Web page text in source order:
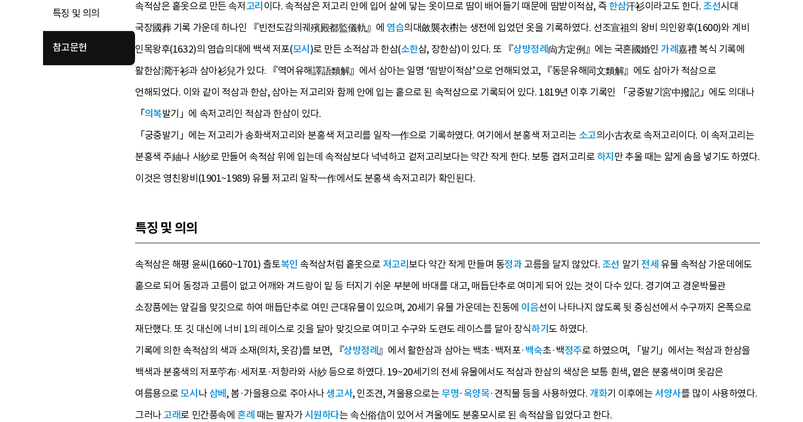
특징 및 의의
참고문헌
속적삼은 홑옷으로 만든 속저고리이다. 속적삼은 저고리 안에 입어 살에 닿는 옷이므로 땀이 배어들기 때문에 땀받이적삼, 즉 한삼汗衫이라고도 한다.조선시대
국장國葬 기록 가운데 하나인 『빈전도감의궤殯殿都監儀軌』에 염습의대斂襲衣襨는 생전에 입었던 옷을 기록하였다. 선조宣祖의 왕비 의인왕후(1600)와 계비
인목왕후(1632)의 염습의대에 백색 저포(모시)로 만든 소적삼과 한삼(소한삼, 장한삼)이 있다. 또 『상방정례尙方定例』에는 국혼國婚인가례嘉禮 복식 기록에
활한삼濶汗衫과 삼아衫兒가 있다. 『역어유해譯語類解』에서 삼아는 일명 ‘땀받이적삼’으로 언해되었고, 『동문유해同文類解』에도 삼아가 적삼으로
언해되었다. 이와 같이 적삼과 한삼, 삼아는 저고리와 함께 안에 입는 홑으로 된 속적삼으로 기록되어 있다. 1819년 이후 기록인 「궁중발기宮中撥記」에도 의대나
「의복발기」에 속저고리인 적삼과 한삼이 있다.
「궁중발기」에는 저고리가 송화색저고리와 분홍색 저고리를 일작一作으로 기록하였다. 여기에서 분홍색 저고리는 소고의小古衣로 속저고리이다. 이 속저고리는
분홍색 주紬나 사紗로 만들어 속적삼 위에 입는데 속적삼보다 넉넉하고 겉저고리보다는 약간 작게 한다. 보통 겹저고리로 하지만 추울 때는 얇게 솜을 넣기도 하였다.
이것은 영친왕비(1901~1989) 유물 저고리 일작一作에서도 분홍색 속저고리가 확인된다.
특징 및 의의
속적삼은 해평 윤씨(1660~1701) 출토복인속적삼처럼 홑옷으로 저고리보다 약간 작게 만들며 동정과고름을 달지 않았다.조선 말기전세유물 속적삼 가운데에도
홑으로 되어 동정과 고름이 없고 어깨와 겨드랑이 밑 등 터지기 쉬운 부분에 바대를 대고, 매듭단추로 여미게 되어 있는 것이 다수 있다. 경기여고 경운박물관
소장품에는 앞길을 맞깃으로 하여 매듭단추로 여민 근대유물이 있으며, 20세기 유물 가운데는 진동에 이음선이 나타나지 않도록 뒷 중심선에서 수구까지 온폭으로
재단했다. 또 깃 대신에 너비 1의 레이스로 깃을 달아 맞깃으로 여미고 수구와 도련도 레이스를 달아 장식하기도 하였다.
기록에 의한 속적삼의 색과 소재(의차, 옷감)를 보면, 『상방정례』에서 활한삼과 삼아는 백초·백저포·백숙초·백정주로 하였으며, 「발기」에서는 적삼과 한삼을
백색과 분홍색의 저포苧布·세저포·저항라와 사紗 등으로 하였다. 19~20세기의 전세 유물에서도 적삼과 한삼의 색상은 보통 흰색, 옅은 분홍색이며 옷감은
여름용으로모시나삼베, 봄·가을용으로 주아사나생고사, 인조견, 겨울용으로는무명·옥양목·견직물 등을 사용하였다.개화기 이후에는서양사를 많이 사용하였다.
그러나고래로 민간풍속에 혼례 때는 팔자가시원하다는 속신俗信이 있어서 겨울에도 분홍모시로 된 속적삼을 입었다고 한다.